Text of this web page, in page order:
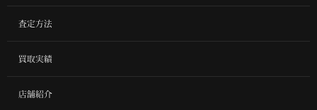
査定方法
買取実績
店舗紹介